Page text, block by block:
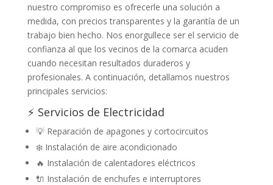
nuestro compromiso es ofrecerle una solución a
medida, con precios transparentes y la garantía de un
trabajo bien hecho. Nos enorgullece ser el servicio de
confianza al que los vecinos de la comarca acuden
cuando necesitan resultados duraderos y
profesionales. A continuación, detallamos nuestros
principales servicios:
⚡ Servicios de Electricidad
💡 Reparación de apagones y cortocircuitos
❄️ Instalación de aire acondicionado
🔥 Instalación de calentadores eléctricos
🔌 Instalación de enchufes e interruptores